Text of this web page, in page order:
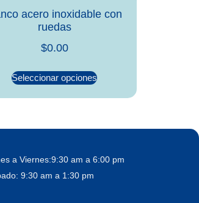
acero inoxidable con
ruedas
$0.00
Seleccionar opciones
a Viernes:9:30 am a 6:00 pm
9:30 am a 1:30 pm